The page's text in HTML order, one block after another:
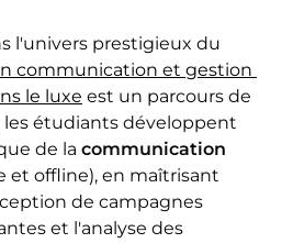
l'univers prestigieux du
communication et gestion
le luxe est un parcours de
les étudiants développent
de la communication
et offline), en maîtrisant
de campagnes
et l'analyse des